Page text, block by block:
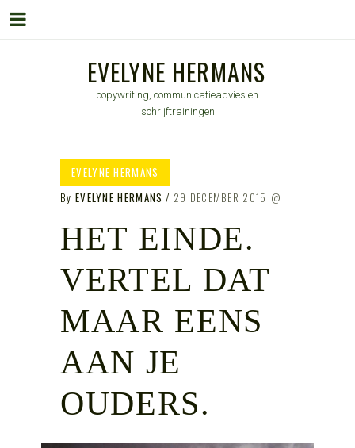
EVELYNE HERMANS
copywriting, communicatieadvies en
schrijftrainingen
EVELYNE HERMANS
By EVELYNE HERMANS 29 DECEMBER 2015
HET EINDE.
VERTEL DAT
MAAR EENS
AAN JE
OUDERS.
Menu